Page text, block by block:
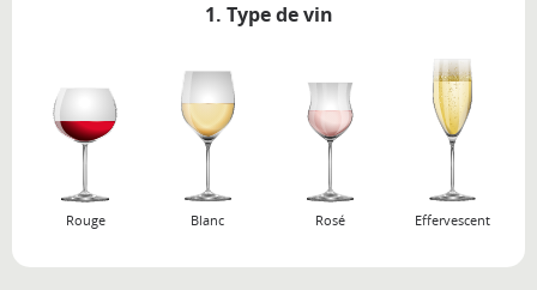
1. Type de vin
Rouge Blanc Rosé Effervescent